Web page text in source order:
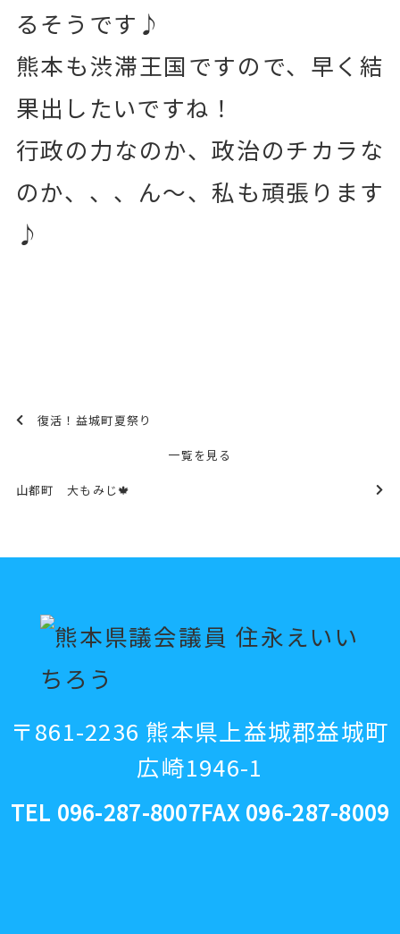
るそうです♪
熊本も渋滞王国ですので、早く結
果出したいですね！
行政の力なのか、政治のチカラな
のか、、、ん〜、私も頑張ります
♪
復活！益城町夏祭り
一覧を見る
山都町 大もみじ🍁
〒861-2236 熊本県上益城郡益城町
広崎1946-1
TEL 096-287-8007FAX 096-287-8009